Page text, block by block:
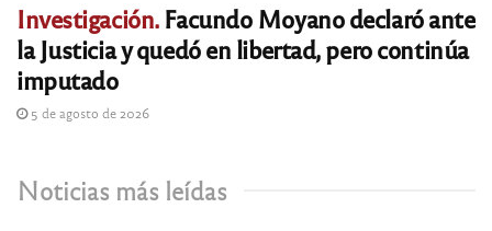
Investigación.Facundo Moyano declaró ante
la Justicia y quedó en libertad, pero continúa
imputado
5 de agosto de 2026
Noticias más leídas